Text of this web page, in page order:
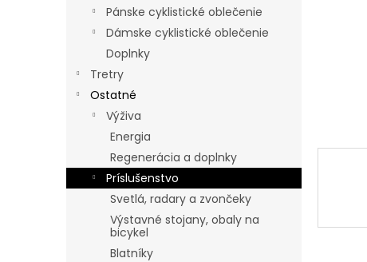
Pánske cyklistické oblečenie
Dámske cyklistické oblečenie
Doplnky
Tretry
Ostatné
Výživa
Energia
Regenerácia a doplnky
Príslušenstvo
Svetlá, radary a zvončeky
Výstavné stojany, obaly na
bicykel
Blatníky